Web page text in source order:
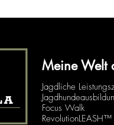
Meine Welt
Jagdliche
Focus Walk
RevolutionLEASH™